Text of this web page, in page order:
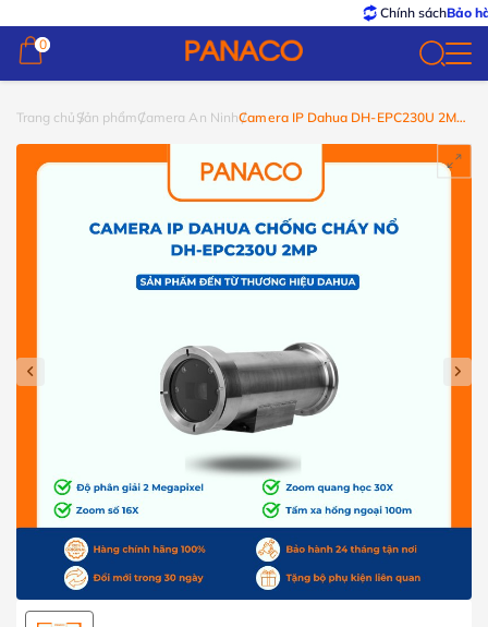
Chính sáchBảo hành –
0
0
Trang chủ Sản phẩmCamera An NinhCamera IP Dahua DH-EPC230U 2MP